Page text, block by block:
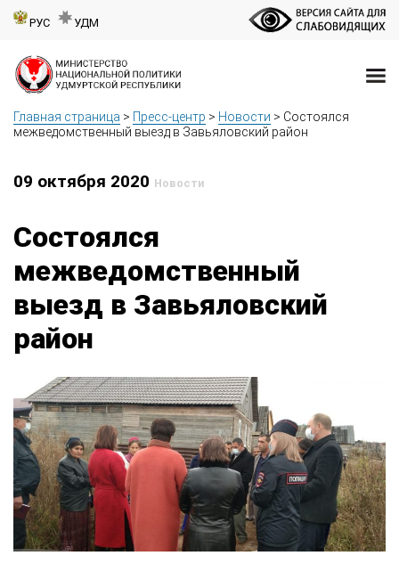
РУС УДМ
Главная страница > Пресс-центр > Новости > Состоялся
межведомственный выезд в Завьяловский район
09 октября 2020 Новости
Состоялся
межведомственный
выезд в Завьяловский
район